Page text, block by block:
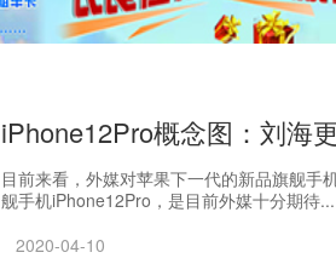
iPhone12Pro概念图：刘海
目前来看，外媒对苹果下一代的新品旗舰手
舰手机iPhone12Pro，是目前外媒十分期待...
2020-04-10